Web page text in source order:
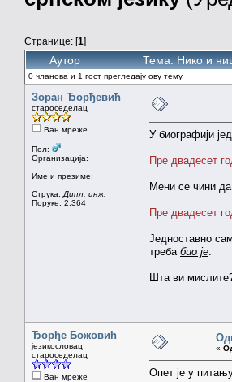
Странице: [1]
Аутор Тема: Нико и
0 чланова и 1 гост прегледају ову тему.
Зоран Ђорђевић
староседелац
Ван мреже
Пол:
Организација:
Име и презиме:
Струка: Дипл. инж.
Поруке: 2.364
У биографији
Пре двадесет
Мени се чини
Пре двадесет
Једноставно
треба био је
Шта ви
Ђорђе Божовић
језикословац
староседелац
Ван мреже
«
Опет је у